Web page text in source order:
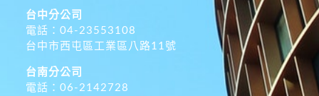
台中分公司
電話：04-23553108
台中市西屯區工業區八路11號
台南分公司
電話：06-2142728